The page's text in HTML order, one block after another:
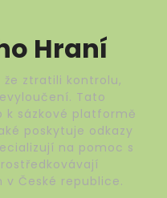
Hraní
ztratili kontrolu,
Tato
k sázkové platformě
poskytuje odkazy
na pomoc s
České republice.